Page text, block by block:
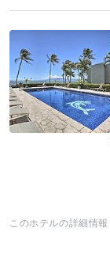
このホテルの詳細情報